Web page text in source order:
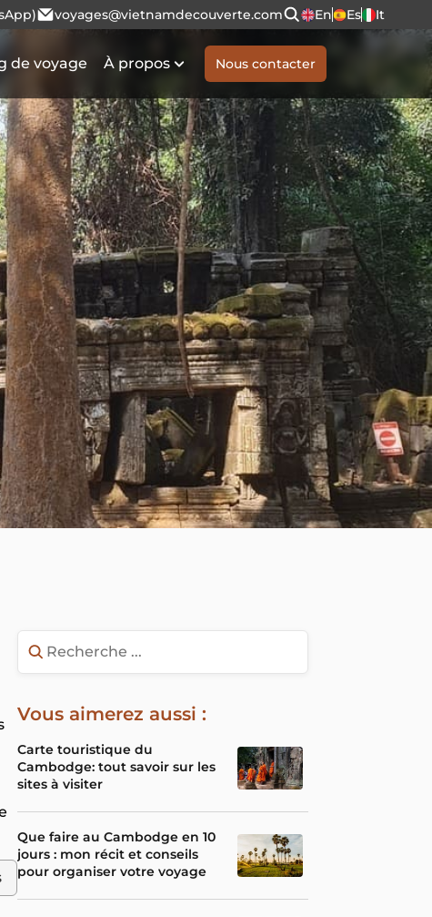
voyages@vietnamdecouverte.com En Es It
de voyage À propos Nous contacter
Vous aimerez aussi :
Carte touristique du
Cambodge: tout savoir sur les
sites à visiter
Que faire au Cambodge en 10
jours : mon récit et conseils
pour organiser votre voyage